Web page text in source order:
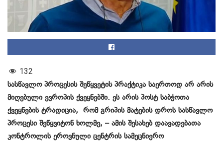
132
სასწავლო პროცესის შეწყვეტის პრაქტიკა საერთოდ არ არის
მიღებული ევროპის ქვეყნებში. ეს არის პოსტ საბჭოთა
ქვეყნების ტრადიცია, რომ გრიპის მატების დროს სასწავლო
პროცესი შეწყვიტონ ხოლმე, – ამის შესახებ დაავადებათა
კონტროლის ეროვნული ცენტრის სამეცნიერო